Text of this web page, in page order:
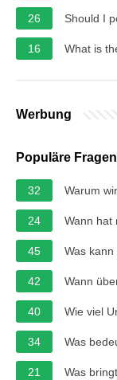
26 Should I
16 What is
Werbung
Populäre Fragen
32 Warum
24 Wann hat
45 Was
42 Wann
40 Wie viel
34 Was
21 Was